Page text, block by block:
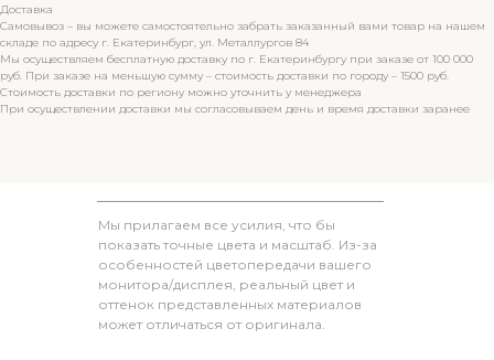
Доставка
Самовывоз – вы можете самостоятельно забрать заказанный вами товар на нашем
складе по адресу г. Екатеринбург, ул. Металлургов 84
Мы осуществляем бесплатную доставку по г. Екатеринбургу при заказе от 100 000
руб. При заказе на меньшую сумму – стоимость доставки по городу – 1500 руб.
Стоимость доставки по региону можно уточнить у менеджера
При осуществлении доставки мы согласовываем день и время доставки заранее
Мы прилагаем все усилия, что бы
показать точные цвета и масштаб. Из-за
особенностей цветопередачи вашего
монитора/дисплея, реальный цвет и
оттенок представленных материалов
может отличаться от оригинала.